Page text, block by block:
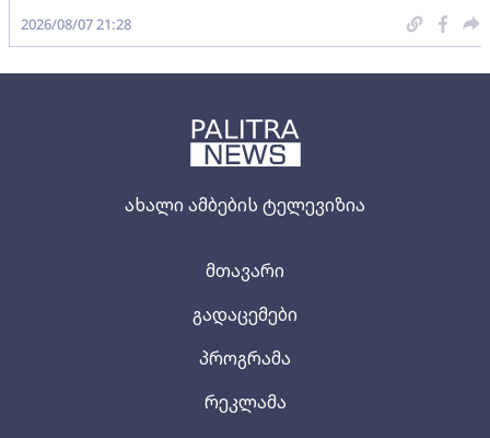
ახალი ამბების ტელევიზია
მთავარი
გადაცემები
პროგრამა
რეკლამა
2026/08/07 21:28